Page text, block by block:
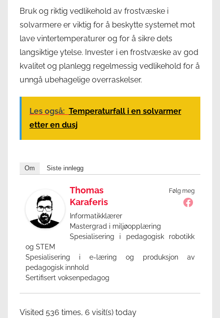
Bruk og riktig vedlikehold av frostvæske i
solvarmere er viktig for å beskytte systemet mot
lave vintertemperaturer og for å sikre dets
langsiktige ytelse. Invester i en frostvæske av god
kvalitet og planlegg regelmessig vedlikehold for å
unngå ubehagelige overraskelser.
Les også: Temperaturfall i en solvarmer
etter en dusj
Om Siste innlegg
Følg meg
Thomas
Karaferis
Informatikklærer
Mastergrad i miljøopplæring
Spesialisering i pedagogisk robotikk
og STEM
Spesialisering i e-læring og produksjon av
pedagogisk innhold
Sertifisert voksenpedagog
Visited 536 times, 6 visit(s) today